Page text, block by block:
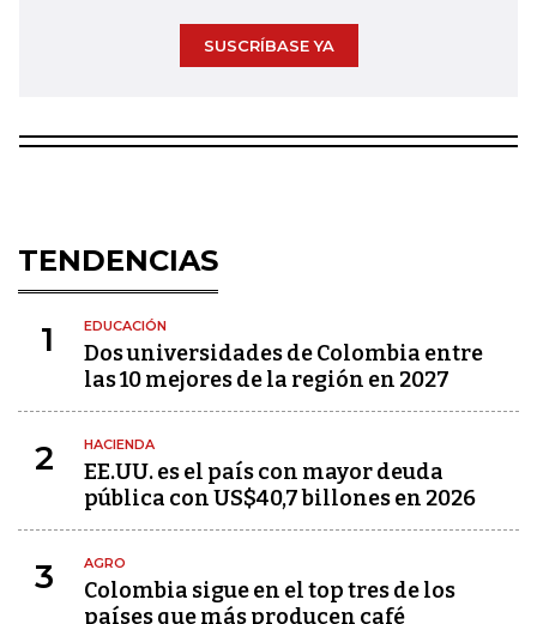
SUSCRÍBASE YA
TENDENCIAS
1 EDUCACIÓN
Dos universidades de Colombia entre
las 10 mejores de la región en 2027
2 HACIENDA
EE.UU. es el país con mayor deuda
pública con US$40,7 billones en 2026
3 AGRO
Colombia sigue en el top tres de los
países que más producen café